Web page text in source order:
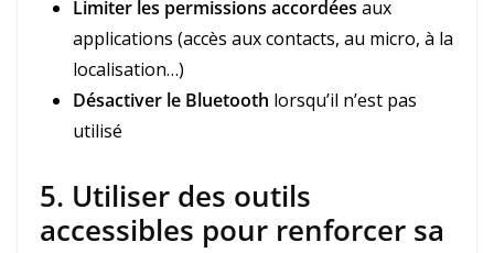
Limiter les permissions accordées aux
applications (accès aux contacts, au micro, à la
localisation…)
Désactiver le Bluetooth lorsqu’il n’est pas
utilisé
5. Utiliser des outils
accessibles pour renforcer sa